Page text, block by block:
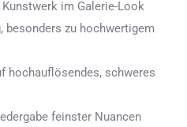
im Galerie-Look
besonders zu hochwertigem
hochauflösendes, schweres
feinster Nuancen